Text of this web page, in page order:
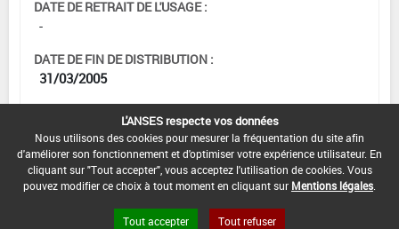
DATE DE RETRAIT DE L'USAGE :
-
DATE DE FIN DE DISTRIBUTION :
31/03/2005
DATE DE FIN D'UTILISATION :
31/03/2005
L'ANSES respecte vos données
Nous utilisons des cookies pour mesurer la fréquentation du site afin
d'améliorer son fonctionnement et d'optimiser votre expérience utilisateur. En
cliquant sur "Tout accepter", vous acceptez l'utilisation de cookies. Vous
pouvez modifier ce choix à tout moment en cliquant sur Mentions légales
Tout accepter Tout refuser